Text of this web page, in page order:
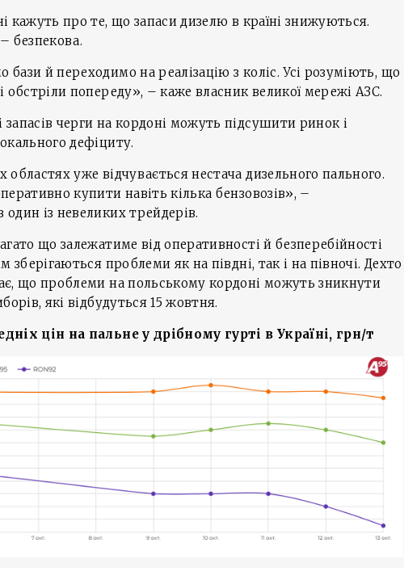
кажуть про те, що запаси дизелю в країні знижуються.
безпекова.
й переходимо на реалізацію з коліс. Усі розуміють, що
обстріли попереду», – каже власник великої мережі АЗС.
черги на кордоні можуть підсушити ринок і
дефіциту.
областях уже відчувається нестача дизельного пального.
купити навіть кілька бензовозів», –
із невеликих трейдерів.
що залежатиме від оперативності й безперебійності
зберігаються проблеми як на півдні, так і на півночі. Дехто
що проблеми на польському кордоні можуть зникнути
які відбудуться 15 жовтня.
цін на пальне у дрібному гурті в Україні, грн/т